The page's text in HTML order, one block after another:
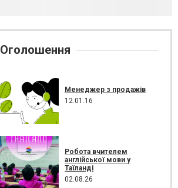
Оголошення
Менеджер з продажів
12.01.16
Робота вчителем
англійської мови у
Таїланді
02.08.26